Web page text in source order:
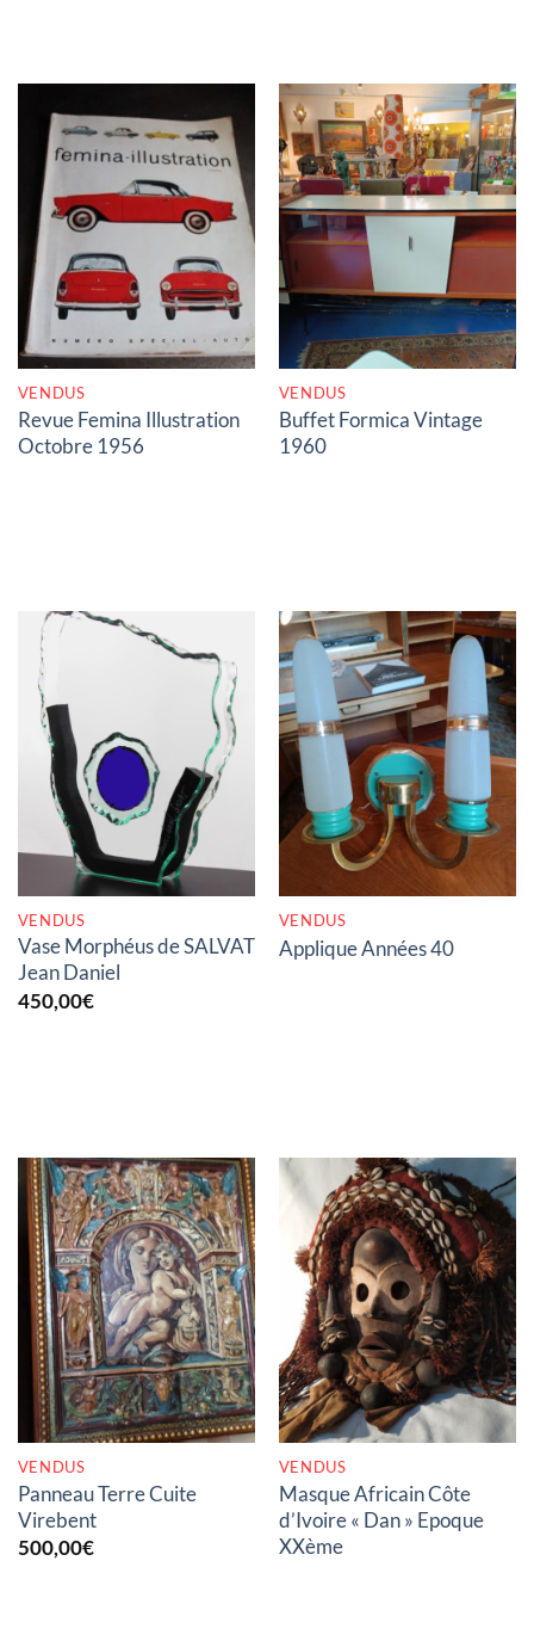
RUPTURE DE STOCK
VENDUS
Revue Femina Illustration
Octobre 1956
RUPTURE DE STOCK
VENDUS
Buffet Formica Vintage
1960
RUPTURE DE STOCK
VENDUS
Vase Morphéus de SALVAT
Jean Daniel
450,00€
RUPTURE DE STOCK
VENDUS
Applique Années 40
RUPTURE DE STOCK
VENDUS
Panneau Terre Cuite
Virebent
500,00€
RUPTURE DE STOCK
VENDUS
Masque Africain Côte
d’Ivoire « Dan » Epoque
XXème